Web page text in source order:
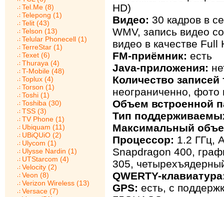
Tel.Me (8)
Telepong (1)
Telit (43)
Telson (13)
Telular Phonecell (1)
TerreStar (1)
Texet (6)
Thuraya (4)
T-Mobile (48)
Toplux (4)
Torson (1)
Toshi (1)
Toshiba (30)
TSS (3)
TV Phone (1)
Ubiquam (11)
UBiQUiO (2)
Ulycom (1)
Ulysse Nardin (1)
UTStarcom (4)
Velocity (2)
Veon (8)
Verizon Wireless (13)
Versace (7)
HD)
Видео: 30 кадров в
WMV, запись видео
видео в качестве Full
FM-приёмник: есть
Java-приложения:
Количество
неограниченно, фото
Объем встроенной
Тип
Максимальный
Процессор: 1.2 ГГц,
Snapdragon 400,
305,
QWERTY-
GPS: есть, с